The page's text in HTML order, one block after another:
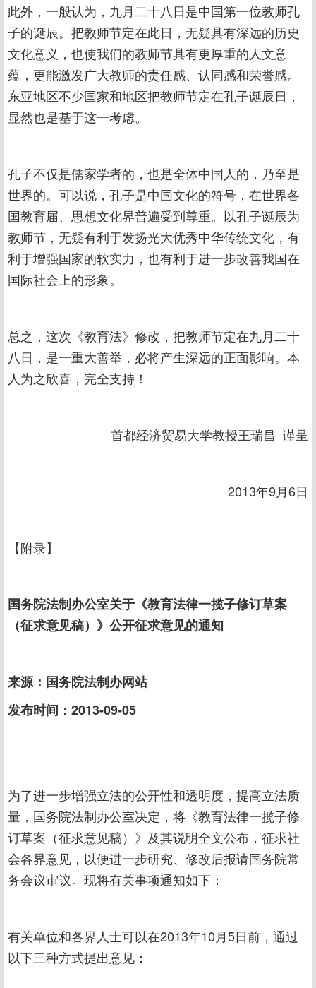
此外，一般认为，九月二十八日是中国第一位教师孔
子的诞辰。把教师节定在此日，无疑具有深远的历史
文化意义，也使我们的教师节具有更厚重的人文意
蕴，更能激发广大教师的责任感、认同感和荣誉感。
东亚地区不少国家和地区把教师节定在孔子诞辰日，
显然也是基于这一考虑。
孔子不仅是儒家学者的，也是全体中国人的，乃至是
世界的。可以说，孔子是中国文化的符号，在世界各
国教育届、思想文化界普遍受到尊重。以孔子诞辰为
教师节，无疑有利于发扬光大优秀中华传统文化，有
利于增强国家的软实力，也有利于进一步改善我国在
国际社会上的形象。
总之，这次《教育法》修改，把教师节定在九月二十
八日，是一重大善举，必将产生深远的正面影响。本
人为之欣喜，完全支持！
首都经济贸易大学教授王瑞昌 谨呈
2013年9月6日
【附录】
国务院法制办公室关于《教育法律一揽子修订草案
（征求意见稿）》公开征求意见的通知
来源：国务院法制办网站
发布时间：2013-09-05
为了进一步增强立法的公开性和透明度，提高立法质
量，国务院法制办公室决定，将《教育法律一揽子修
订草案（征求意见稿）》及其说明全文公布，征求社
会各界意见，以便进一步研究、修改后报请国务院常
务会议审议。现将有关事项通知如下：
有关单位和各界人士可以在2013年10月5日前，通过
以下三种方式提出意见：